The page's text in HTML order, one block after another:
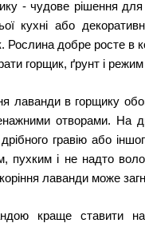
- чудове рішення для
кухні або
Рослина добре росте в
горщик, ґрунт і
лаванди в горщику
отворами. На
гравію або
пухким і не надто
лаванди може
краще ставити